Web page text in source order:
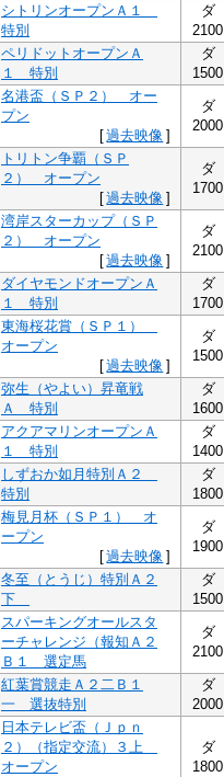
シトリンオープンＡ１
特別
ダ
2100
ペリドットオープンＡ
１ 特別
ダ
1500
名港盃（ＳＰ２） オー
プン
[過去映像 ]
ダ
2000
トリトン争覇（ＳＰ
２） オープン
[過去映像 ]
ダ
1700
湾岸スターカップ（ＳＰ
２） オープン
[過去映像 ]
ダ
2100
ダイヤモンドオープンＡ
１ 特別
ダ
1700
東海桜花賞（ＳＰ１）
オープン
[過去映像 ]
ダ
1500
弥生（やよい）昇竜戦
Ａ 特別
ダ
1600
アクアマリンオープンＡ
１ 特別
ダ
1400
しずおか如月特別Ａ２
特別
ダ
1800
梅見月杯（ＳＰ１） オ
ープン
[過去映像 ]
ダ
1900
冬至（とうじ）特別Ａ２
下
ダ
1500
スパーキングオールスタ
ーチャレンジ（報知Ａ２
Ｂ１ 選定馬
ダ
2100
紅葉賞競走Ａ２二Ｂ１
一 選抜特別
ダ
2000
日本テレビ盃（Ｊｐｎ
２）（指定交流）３上
オープン
ダ
1800